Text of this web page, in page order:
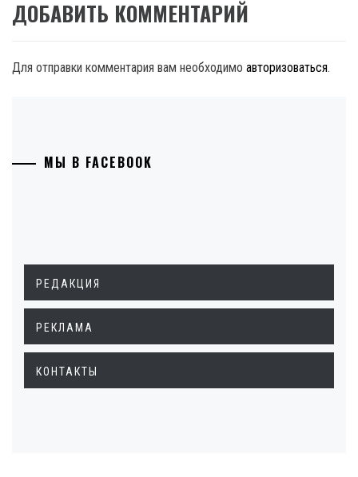
ДОБАВИТЬ КОММЕНТАРИЙ
Для отправки комментария вам необходимо авторизоваться.
МЫ В FACEBOOK
РЕДАКЦИЯ
РЕКЛАМА
КОНТАКТЫ